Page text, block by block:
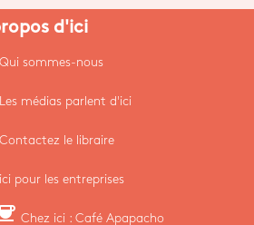
d'ici
Qui sommes-nous
Les médias parlent d'ici
Contactez le libraire
ici pour les entreprises
coffee Chez ici : Café Apapacho